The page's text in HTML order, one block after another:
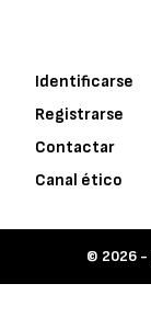
Identificarse
Registrarse
Contactar
Canal ético
© 2026 -